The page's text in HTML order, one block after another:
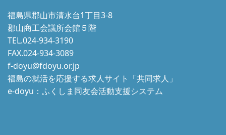
福島県郡山市清水台1丁目3-8
郡山商工会議所会館５階
TEL.024-934-3190
FAX.024-934-3089
f-doyu@fdoyu.or.jp
福島の就活を応援する求人サイト「共同求人」
e-doyu：ふくしま同友会活動支援システム